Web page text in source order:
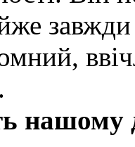
нашому